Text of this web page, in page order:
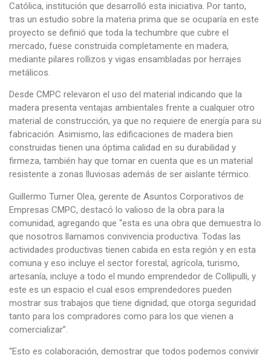
Católica, institución que desarrolló esta iniciativa. Por tanto,
tras un estudio sobre la materia prima que se ocuparía en este
proyecto se definió que toda la techumbre que cubre el
mercado, fuese construida completamente en madera,
mediante pilares rollizos y vigas ensambladas por herrajes
metálicos.
Desde CMPC relevaron el uso del material indicando que la
madera presenta ventajas ambientales frente a cualquier otro
material de construcción, ya que no requiere de energía para su
fabricación. Asimismo, las edificaciones de madera bien
construidas tienen una óptima calidad en su durabilidad y
firmeza, también hay que tomar en cuenta que es un material
resistente a zonas lluviosas además de ser aislante térmico.
Guillermo Turner Olea, gerente de Asuntos Corporativos de
Empresas CMPC, destacó lo valioso de la obra para la
comunidad, agregando que “esta es una obra que demuestra lo
que nosotros llamamos convivencia productiva. Todas las
actividades productivas tienen cabida en esta región y en esta
comuna y eso incluye el sector forestal, agrícola, turismo,
artesanía, incluye a todo el mundo emprendedor de Collipulli, y
este es un espacio el cual esos emprendedores pueden
mostrar sus trabajos que tiene dignidad, que otorga seguridad
tanto para los compradores como para los que vienen a
comercializar”.
“Esto es colaboración, demostrar que todos podemos convivir